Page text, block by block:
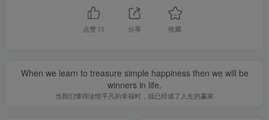
点赞 15 分享 收藏
When we learn to treasure simple happiness then we will be
winners in life.
当我们懂得珍惜平凡的幸福时，就已经成了人生的赢家